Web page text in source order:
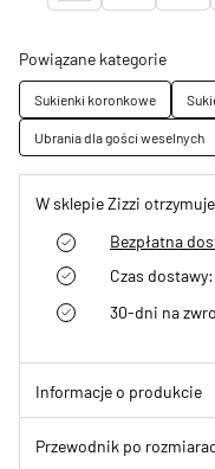
Powiązane kategorie
Sukienki koronkowe
Ubrania dla gości weselnych
W sklepie Zizzi
Bezpłatna
Czas
30-dni na
Informacje o produkcie
Przewodnik po